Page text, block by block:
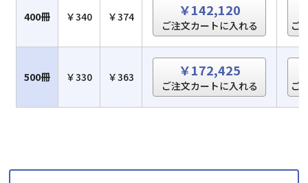
400冊 ￥340 ￥374 ￥142,120
ご注文カートに入れる ご
500冊 ￥330 ￥363 ￥172,425
ご注文カートに入れる ご